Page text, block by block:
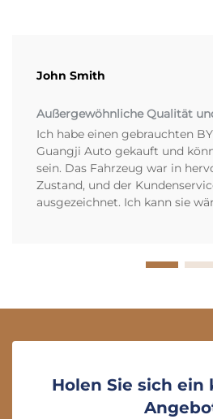
John Smith
Außergewöhnliche Qualität
Ich habe einen gebrauchten
Guangji Auto gekauft und
sein. Das Fahrzeug war in
Zustand, und der
ausgezeichnet. Ich kann sie
Holen Sie sich ein